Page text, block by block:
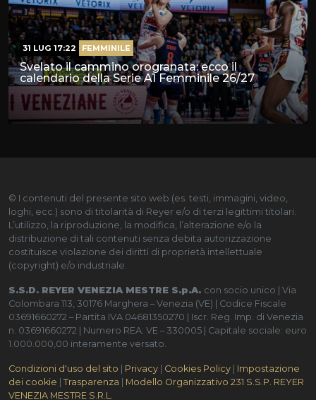
Svelato il cammino orogranata: ecco il
calendario della Serie A1 Femminile 26/27
31 LUG 17:22 FEMMINILE
© I contenuti del presente sito web (es. testi, immagini, video,
loghi, ecc.) sono di titolarità di Reyer e/o di terzi legittimi titolari.
L’utilizzo, la riproduzione, la modifica, l’alterazione e/o la
distribuzione di tali contenuti senza debita autorizzazione
costituisce violazione dei diritti di proprietà intellettuale
(copyright) e/o industriale.
S.S.D. REYER VENEZIA MESTRE S.p.A. con socio unico | Via
Colombara 113, 30176 Marghera – Venezia (VE) | Codice Fiscale
03691660272 – Partita IVA 04681350270 | Iscr. Reg. Imp. di Venezia
n. 03691660272 | Numero REA: VE – 330005 | Capitale sociale: euro
1.000.000,00 interamente versato.
Condizioni d'uso del sito Privacy Cookies Policy
Impostazione
dei cookie
Trasparenza
Modello Organizzativo 231 S.S.P. REYER
VENEZIA MESTRE S.R.L.